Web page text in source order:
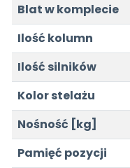
Blat w komplecie
Ilość kolumn
Ilość silników
Kolor stelażu
Nośność [kg]
Pamięć pozycji